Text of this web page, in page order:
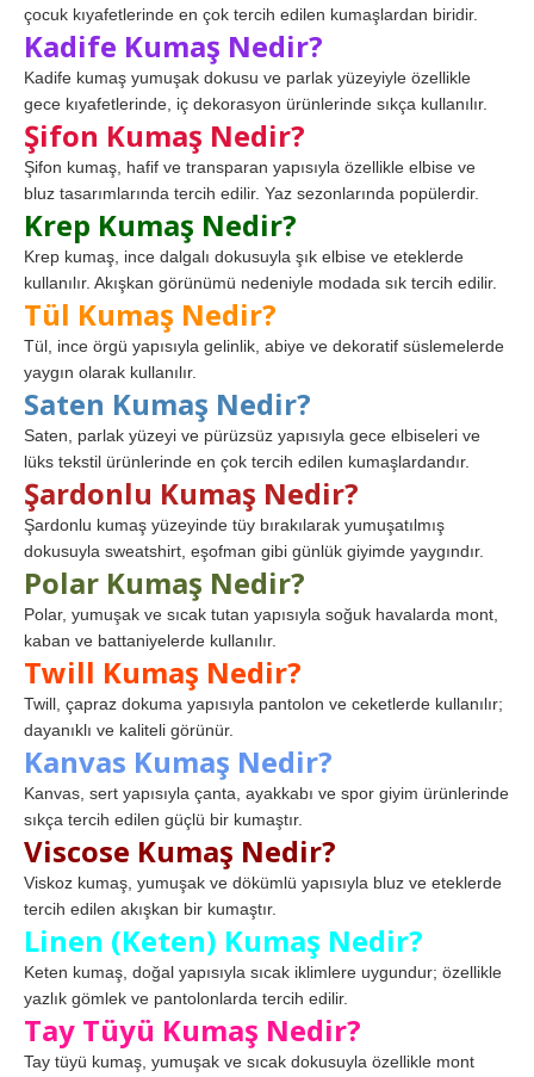
çocuk kıyafetlerinde en çok tercih edilen kumaşlardan biridir.
Kadife Kumaş Nedir?
Kadife kumaş yumuşak dokusu ve parlak yüzeyiyle özellikle
gece kıyafetlerinde, iç dekorasyon ürünlerinde sıkça kullanılır.
Şifon Kumaş Nedir?
Şifon kumaş, hafif ve transparan yapısıyla özellikle elbise ve
bluz tasarımlarında tercih edilir. Yaz sezonlarında popülerdir.
Krep Kumaş Nedir?
Krep kumaş, ince dalgalı dokusuyla şık elbise ve eteklerde
kullanılır. Akışkan görünümü nedeniyle modada sık tercih edilir.
Tül Kumaş Nedir?
Tül, ince örgü yapısıyla gelinlik, abiye ve dekoratif süslemelerde
yaygın olarak kullanılır.
Saten Kumaş Nedir?
Saten, parlak yüzeyi ve pürüzsüz yapısıyla gece elbiseleri ve
lüks tekstil ürünlerinde en çok tercih edilen kumaşlardandır.
Şardonlu Kumaş Nedir?
Şardonlu kumaş yüzeyinde tüy bırakılarak yumuşatılmış
dokusuyla sweatshirt, eşofman gibi günlük giyimde yaygındır.
Polar Kumaş Nedir?
Polar, yumuşak ve sıcak tutan yapısıyla soğuk havalarda mont,
kaban ve battaniyelerde kullanılır.
Twill Kumaş Nedir?
Twill, çapraz dokuma yapısıyla pantolon ve ceketlerde kullanılır;
dayanıklı ve kaliteli görünür.
Kanvas Kumaş Nedir?
Kanvas, sert yapısıyla çanta, ayakkabı ve spor giyim ürünlerinde
sıkça tercih edilen güçlü bir kumaştır.
Viscose Kumaş Nedir?
Viskoz kumaş, yumuşak ve dökümlü yapısıyla bluz ve eteklerde
tercih edilen akışkan bir kumaştır.
Linen (Keten) Kumaş Nedir?
Keten kumaş, doğal yapısıyla sıcak iklimlere uygundur; özellikle
yazlık gömlek ve pantolonlarda tercih edilir.
Tay Tüyü Kumaş Nedir?
Tay tüyü kumaş, yumuşak ve sıcak dokusuyla özellikle mont